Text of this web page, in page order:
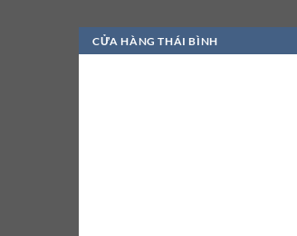
Bỏ
qua
CỬA HÀNG THÁI BÌNH